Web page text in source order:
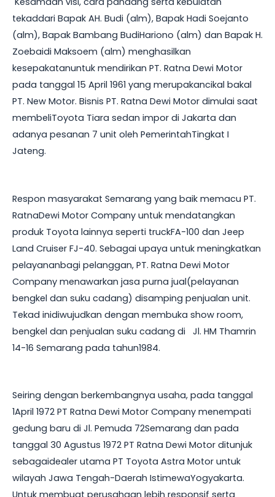
tekaddari Bapak AH. Budi (alm), Bapak Hadi Soejanto
(alm), Bapak Bambang BudiHariono (alm) dan Bapak H.
Zoebaidi Maksoem (alm) menghasilkan
kesepakatanuntuk mendirikan PT. Ratna Dewi Motor
pada tanggal 15 April 1961 yang merupakancikal bakal
PT. New Motor. Bisnis PT. Ratna Dewi Motor dimulai saat
membeliToyota Tiara sedan impor di Jakarta dan
adanya pesanan 7 unit oleh PemerintahTingkat I
Jateng.
Respon masyarakat Semarang yang baik memacu PT.
RatnaDewi Motor Company untuk mendatangkan
produk Toyota lainnya seperti truckFA-100 dan Jeep
Land Cruiser FJ-40. Sebagai upaya untuk meningkatkan
pelayananbagi pelanggan, PT. Ratna Dewi Motor
Company menawarkan jasa purna jual(pelayanan
bengkel dan suku cadang) disamping penjualan unit.
Tekad inidiwujudkan dengan membuka show room,
bengkel dan penjualan suku cadang di Jl. HM Thamrin
14-16 Semarang pada tahun1984.
Seiring dengan berkembangnya usaha, pada tanggal
1April 1972 PT Ratna Dewi Motor Company menempati
gedung baru di Jl. Pemuda 72Semarang dan pada
tanggal 30 Agustus 1972 PT Ratna Dewi Motor ditunjuk
sebagaidealer utama PT Toyota Astra Motor untuk
wilayah Jawa Tengah-Daerah IstimewaYogyakarta.